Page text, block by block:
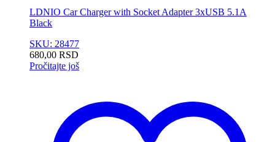
LDNIO Car Charger with Socket Adapter 3xUSB 5.1A
Black
SKU: 28477
680,00 RSD
Pročitajte još